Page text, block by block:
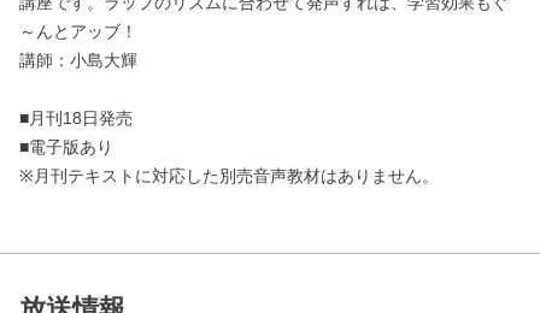
～んとアッブ！
講師：小島大輝
■月刊18日発売
■電子版あり
※月刊テキストに対応した別売音声教材はありません。